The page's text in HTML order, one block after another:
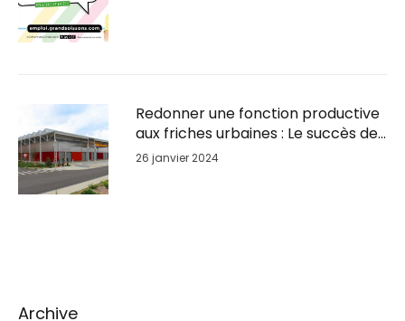
Redonner une fonction productive
aux friches urbaines : Le succès de
la reconversion du Parc BSL à
26 janvier 2024
Archive